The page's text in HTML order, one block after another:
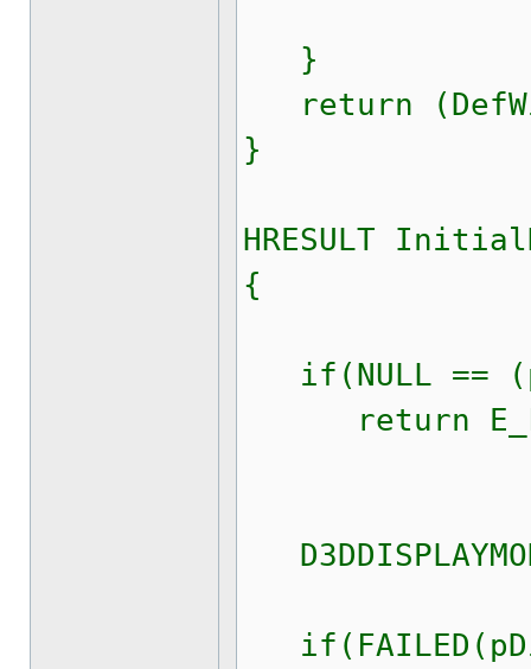
}
return
}
HRESULT
{
if(NULL ==
return